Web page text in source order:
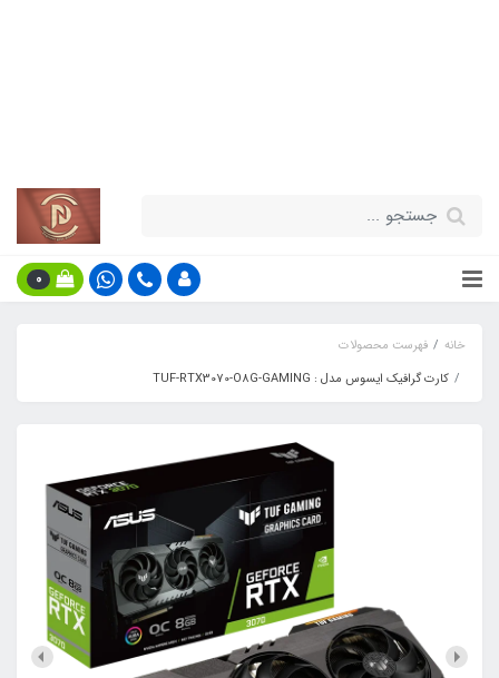
0
خانه
فهرست محصولات
کارت گرافیک ایسوس مدل : TUF-RTX3070-O8G-GAMING